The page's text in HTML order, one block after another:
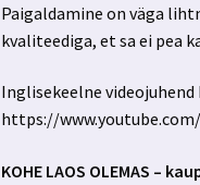
Paigaldamine on väga
kvaliteediga, et sa ei pea
Inglisekeelne
https://www.youtube.com/
KOHE LAOS OLEMAS –